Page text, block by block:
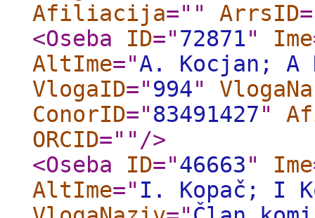
Afiliacija=" " ArrsID
<Oseba
ID="72871" Ime
AltIme="A. Kocjan; A
VlogaID="994"
ConorID="83491427"
ORCID=" " />
<Oseba
ID="46663" Ime
AltIme=" I. Kopač; I